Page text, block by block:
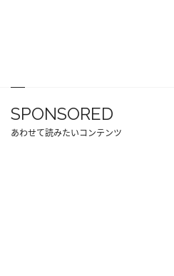
SPONSORED
あわせて読みたいコンテンツ